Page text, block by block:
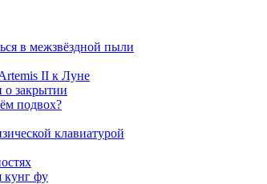
в межзвёздной пыли
II к Луне
о закрытии
подвох?
клавиатурой
кунг фу